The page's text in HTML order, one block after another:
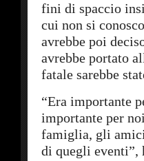
fini di spaccio
cui non si
avrebbe poi
avrebbe portato
fatale sarebbe
“Era importante
importante per
famiglia, gli amici
di quegli eventi”,